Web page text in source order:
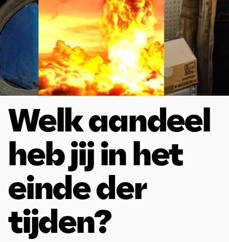
Welk aandeel
heb jij in het
einde der
tijden?